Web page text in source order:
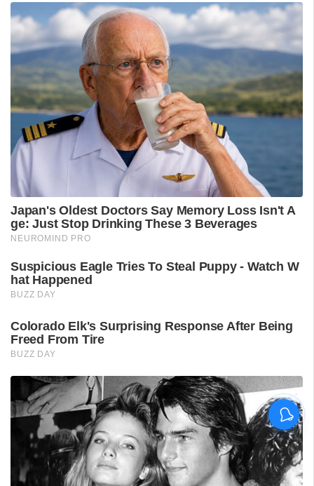
ശ്രീലങ്കൻ പര്യടനം:
ഇന്ത്യയുടെ സന്നാഹ
മത്സരത്തിന് ഇന്ന് തുടക്കം